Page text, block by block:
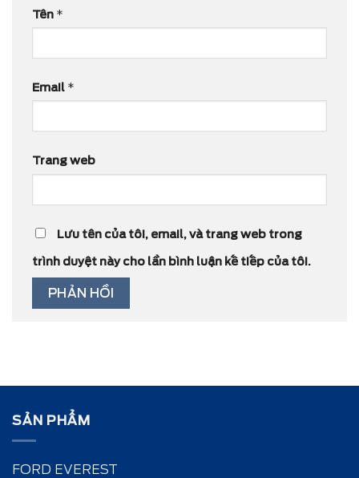
Tên *
Email *
Trang web
Lưu tên của tôi, email, và trang web trong
trình duyệt này cho lần bình luận kế tiếp của tôi.
SẢN PHẨM
FORD EVEREST